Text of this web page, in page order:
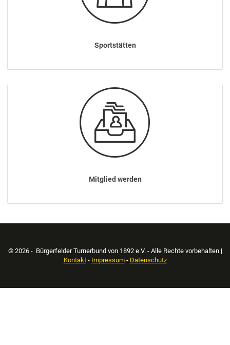
Sportstätten
Mitglied werden
© 2026 - Bürgerfelder Turnerbund von 1892 e.V. - Alle Rechte vorbehalten |
Kontakt- Impressum- Datenschutz